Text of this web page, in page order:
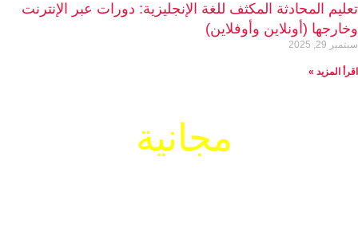
تعليم المحادثة المكثف للغة الإنجليزية: دورات عبر الإنترنت
وخارجها (أونلاين وأوفلاين)
سبتمبر 29, 2025
اقرأ المزيد »
مجانية